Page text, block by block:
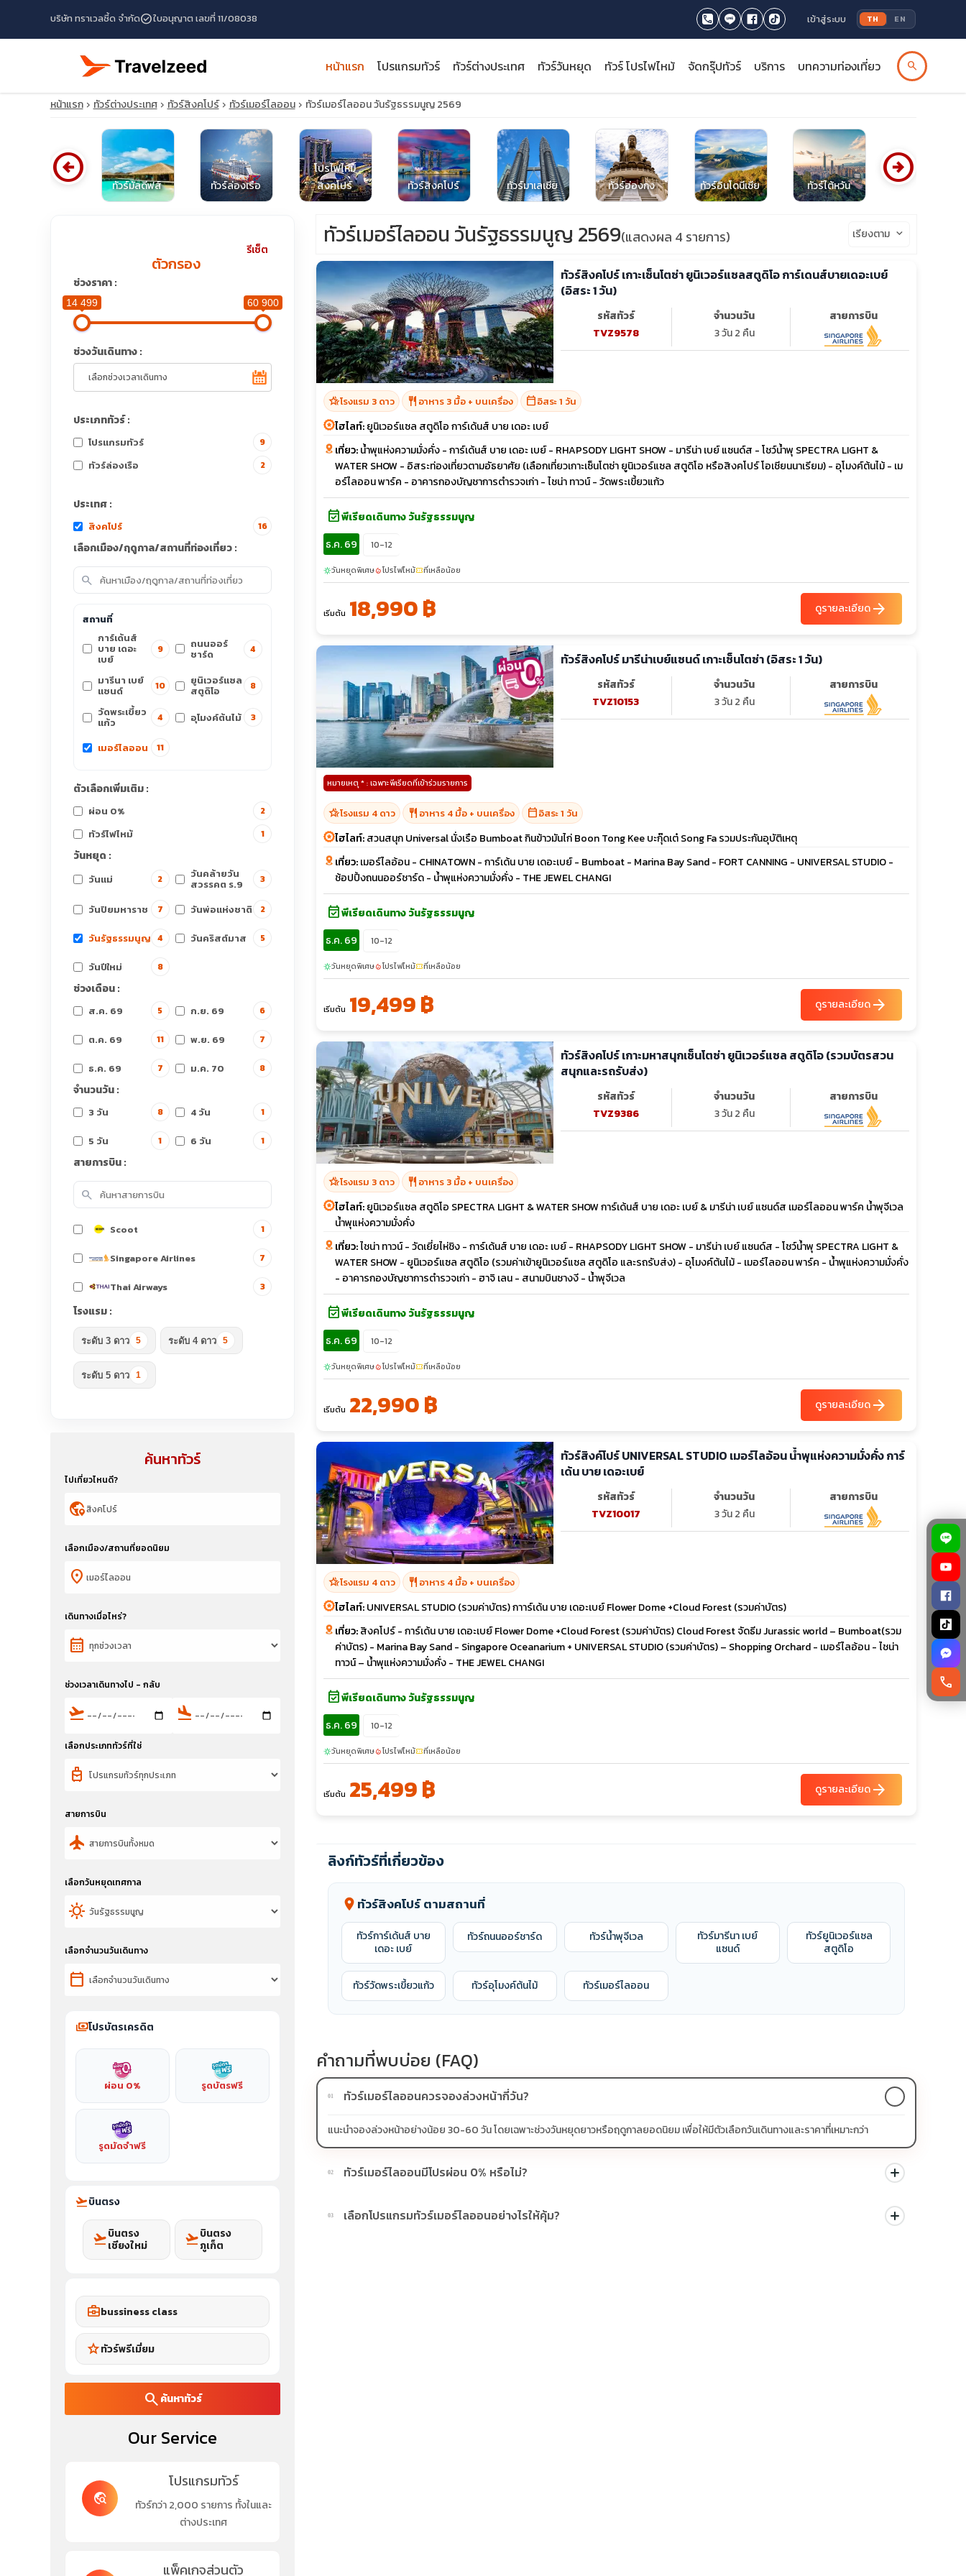
บริษัท ทราเวลซี้ด จำกัดcheck_circleใบอนุญาต เลขที่ 11/08038 เข้าสู่ระบบ TH EN
หน้าแรก โปรแกรมทัวร์ ทัวร์ต่างประเทศ ทัวร์วันหยุด ทัวร์ โปรไฟไหม้ จัดกรุ๊ปทัวร์ บริการ บทความท่องเที่ยว search
close
หน้าแรก ทัวร์ต่างประเทศ ทัวร์สิงคโปร์ ทัวร์เมอร์ไลออน ทัวร์เมอร์ไลออน วันรัฐธรรมนูญ 2569
ทัวร์มัลดีฟส์ ทัวร์ล่องเรือ
โปรไฟไหม้
สิงคโปร์
ทัวร์สิงคโปร์ ทัวร์มาเลเซีย ทัวร์ฮ่องกง ทัวร์อินโดนีเซีย ทัวร์ไต้หวัน ทัวร์มัลดีฟส์
arrow_circle_left arrow_circle_right
รีเซ็ต
ตัวกรอง
ช่วงราคา :
14 499 60 900
ช่วงวันเดินทาง :
ประเภททัวร์ :
โปรแกรมทัวร์ 9
ทัวร์ล่องเรือ 2
ประเทศ :
สิงคโปร์ 16
เลือกเมือง/ฤดูกาล/สถานที่ท่องเที่ยว :
search
สถานที่
การ์เด้นส์
บาย เดอะ
เบย์
9 ถนนออร์
ชาร์ด 4
มารีนา เบย์
แซนด์ 10 ยูนิเวอร์แซล
สตูดิโอ 8
วัดพระเขี้ยว
แก้ว 4 อุโมงค์ต้นไม้ 3
เมอร์ไลออน 11
ตัวเลือกเพิ่มเติม :
ผ่อน 0% 2
ทัวร์ไฟไหม้ 1
วันหยุด :
วันแม่ 2 วันคล้ายวัน
สวรรคต ร.9 3
วันปิยมหาราช 7 วันพ่อแห่งชาติ 2
วันรัฐธรรมนูญ 4 วันคริสต์มาส 5
วันปีใหม่ 8
ช่วงเดือน :
ส.ค. 69 5 ก.ย. 69 6
ต.ค. 69 11 พ.ย. 69 7
ธ.ค. 69 7 ม.ค. 70 8
จำนวนวัน :
3 วัน 8 4 วัน 1
5 วัน 1 6 วัน 1
สายการบิน :
search
Scoot 1
Singapore Airlines 7
Thai Airways 3
โรงแรม :
ระดับ 3 ดาว 5 ระดับ 4 ดาว 5
ระดับ 5 ดาว 1
ค้นหาทัวร์
ไปเที่ยวไหนดี?
globe_location_pin
เลือกเมือง/สถานที่ยอดนิยม
location_on
เดินทางเมื่อไหร่?
calendar_month
ช่วงเวลาเดินทางไป - กลับ
flight_takeoff flight_land
เลือกประเภททัวร์ที่ใช่
travel_luggage_and_bags
สายการบิน
flight
เลือกวันหยุดเทศกาล
sunny
เลือกจำนวนวันเดินทาง
calendar_today
paymentsโปรบัตรเครดิต
ผ่อน 0% รูดบัตรฟรี
รูดมัดจำฟรี
flight_takeoffบินตรง
flight_takeoffบินตรง
เชียงใหม่
flight_takeoffบินตรง
ภูเก็ต
business_centerbussiness class
starทัวร์พรีเมี่ยม
search ค้นหาทัวร์
Our Service
travel_explore
โปรแกรมทัวร์
ทัวร์กว่า 2,000 รายการ ทั้งในและ
ต่างประเทศ
แพ็คเกจส่วนตัว
ทัวร์เมอร์ไลออน วันรัฐธรรมนูญ 2569(แสดงผล 4 รายการ) เรียงตาม keyboard_arrow_down
ทัวร์สิงคโปร์ เกาะเซ็นโตซ่า ยูนิเวอร์แซลสตูดิโอ การ์เดนส์บายเดอะเบย์
(อิสระ 1 วัน)
รหัสทัวร์
TVZ9578
จำนวนวัน
3 วัน 2 คืน
สายการบิน
hotel_classโรงแรม 3 ดาว restaurant อาหาร 3 มื้อ + บนเครื่อง calendar_todayอิสระ 1 วัน
ไฮไลท์:ยูนิเวอร์แซล สตูดิโอ การ์เด้นส์ บาย เดอะ เบย์
เที่ยว:น้ำพุแห่งความมั่งคั่ง - การ์เด้นส์ บาย เดอะ เบย์ - RHAPSODY LIGHT SHOW - มารีน่า เบย์ แซนด์ส - โชว์น้ำพุ SPECTRA LIGHT &
WATER SHOW - อิสระท่องเที่ยวตามอัธยาศัย (เลือกเที่ยวเกาะเซ็นโตซ่า ยูนิเวอร์แซล สตูดิโอ หรือสิงคโปร์ โอเชียนนาเรียม) - อุโมงค์ต้นไม้ - เม
อร์ไลออน พาร์ค - อาคารกองบัญชาการตำรวจเก่า - ไชน่า ทาวน์ - วัดพระเขี้ยวแก้ว
event_availableพีเรียดเดินทาง วันรัฐธรรมนูญ
ธ.ค. 69
10-12
sunnyวันหยุดพิเศษlocal_fire_departmentโปรไฟไหม้confirmation_numberที่เหลือน้อย
เริ่มต้น 18,990 ฿ ดูรายละเอียดarrow_forward
ทัวร์สิงคโปร์ มารีน่าเบย์แซนด์ เกาะเซ็นโตซ่า (อิสระ 1 วัน)
รหัสทัวร์
TVZ10153
จำนวนวัน
3 วัน 2 คืน
สายการบิน
หมายเหตุ * : เฉพาะพีเรียดที่เข้าร่วมรายการ
hotel_classโรงแรม 4 ดาว restaurant อาหาร 4 มื้อ + บนเครื่อง calendar_todayอิสระ 1 วัน
ไฮไลท์:สวนสนุก Universal นั่งเรือ Bumboat กินข้าวมันไก่ Boon Tong Kee บะกุ๊ดเต๋ Song Fa รวมประกันอุบัติเหตุ
เที่ยว:เมอร์ไลอ้อน - CHINATOWN - การ์เด้น บาย เดอะเบย์ - Bumboat - Marina Bay Sand - FORT CANNING - UNIVERSAL STUDIO -
ช้อปปิ้งถนนออร์ชาร์ด - น้ำพุแห่งความมั่งคั่ง - THE JEWEL CHANGI
event_availableพีเรียดเดินทาง วันรัฐธรรมนูญ
ธ.ค. 69
10-12
sunnyวันหยุดพิเศษlocal_fire_departmentโปรไฟไหม้confirmation_numberที่เหลือน้อย
เริ่มต้น 19,499 ฿ ดูรายละเอียดarrow_forward
ทัวร์สิงคโปร์ เกาะมหาสนุกเซ็นโตซ่า ยูนิเวอร์แซล สตูดิโอ (รวมบัตรสวน
สนุกและรถรับส่ง)
รหัสทัวร์
TVZ9386
จำนวนวัน
3 วัน 2 คืน
สายการบิน
hotel_classโรงแรม 3 ดาว restaurant อาหาร 3 มื้อ + บนเครื่อง
ไฮไลท์:ยูนิเวอร์แซล สตูดิโอ SPECTRA LIGHT & WATER SHOW การ์เด้นส์ บาย เดอะ เบย์ & มารีน่า เบย์ แซนด์ส เมอร์ไลออน พาร์ค น้ำพุจีเวล
น้ำพุแห่งความมั่งคั่ง
เที่ยว:ไชน่า ทาวน์ - วัดเยี่ยไห่ชิง - การ์เด้นส์ บาย เดอะ เบย์ - RHAPSODY LIGHT SHOW - มารีน่า เบย์ แซนด์ส - โชว์น้ำพุ SPECTRA LIGHT &
WATER SHOW - ยูนิเวอร์แซล สตูดิโอ (รวมค่าเข้ายูนิเวอร์แซล สตูดิโอ และรถรับส่ง) - อุโมงค์ต้นไม้ - เมอร์ไลออน พาร์ค - น้ำพุแห่งความมั่งคั่ง
- อาคารกองบัญชาการตำรวจเก่า - ฮาจิ เลน - สนามบินชางงี - น้ำพุจีเวล
event_availableพีเรียดเดินทาง วันรัฐธรรมนูญ
ธ.ค. 69
10-12
sunnyวันหยุดพิเศษlocal_fire_departmentโปรไฟไหม้confirmation_numberที่เหลือน้อย
เริ่มต้น 22,990 ฿ ดูรายละเอียดarrow_forward
ทัวร์สิงค์โปร์ UNIVERSAL STUDIO เมอร์ไลอ้อน น้ำพุแห่งความมั่งคั่ง การ์
เด้น บาย เดอะเบย์
รหัสทัวร์
TVZ10017
จำนวนวัน
3 วัน 2 คืน
สายการบิน
hotel_classโรงแรม 4 ดาว restaurant อาหาร 4 มื้อ + บนเครื่อง
ไฮไลท์:UNIVERSAL STUDIO (รวมค่าบัตร) กาาร์เด้น บาย เดอะเบย์ Flower Dome +Cloud Forest (รวมค่าบัตร)
เที่ยว:สิงคโปร์ - การ์เด้น บาย เดอะเบย์ Flower Dome +Cloud Forest (รวมค่าบัตร) Cloud Forest จัดธีม Jurassic world – Bumboat(รวม
ค่าบัตร) - Marina Bay Sand - Singapore Oceanarium + UNIVERSAL STUDIO (รวมค่าบัตร) – Shopping Orchard - เมอร์ไลอ้อน - ไชน่า
ทาวน์ – น้ำพุแห่งความมั่งคั่ง - THE JEWEL CHANGI
event_availableพีเรียดเดินทาง วันรัฐธรรมนูญ
ธ.ค. 69
10-12
sunnyวันหยุดพิเศษlocal_fire_departmentโปรไฟไหม้confirmation_numberที่เหลือน้อย
เริ่มต้น 25,499 ฿ ดูรายละเอียดarrow_forward
ลิงก์ทัวร์ที่เกี่ยวข้อง
location_on ทัวร์สิงคโปร์ ตามสถานที่
ทัวร์การ์เด้นส์ บาย
เดอะ เบย์
ทัวร์ถนนออร์ชาร์ด ทัวร์น้ำพุจีเวล
ทัวร์มารีนา เบย์
แซนด์
ทัวร์ยูนิเวอร์แซล
สตูดิโอ
ทัวร์วัดพระเขี้ยวแก้ว ทัวร์อุโมงค์ต้นไม้ ทัวร์เมอร์ไลออน
คำถามที่พบบ่อย (FAQ)
01 ทัวร์เมอร์ไลออนควรจองล่วงหน้ากี่วัน?
แนะนำจองล่วงหน้าอย่างน้อย 30-60 วัน โดยเฉพาะช่วงวันหยุดยาวหรือฤดูกาลยอดนิยม เพื่อให้มีตัวเลือกวันเดินทางและราคาที่เหมาะกว่า
02 ทัวร์เมอร์ไลออนมีโปรผ่อน 0% หรือไม่?
บางโปรแกรมมีโปรผ่อน 0% หรือโปรโมชั่นบัตรเครดิตตามเงื่อนไขที่บริษัทกำหนด สามารถดูสัญลักษณ์โปรโมชั่นในรายการทัวร์แต่ละรายการได้
03 เลือกโปรแกรมทัวร์เมอร์ไลออนอย่างไรให้คุ้ม?
call